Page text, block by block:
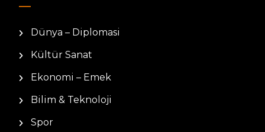
Dünya – Diplomasi
Kültür Sanat
Ekonomi – Emek
Bilim & Teknoloji
Spor